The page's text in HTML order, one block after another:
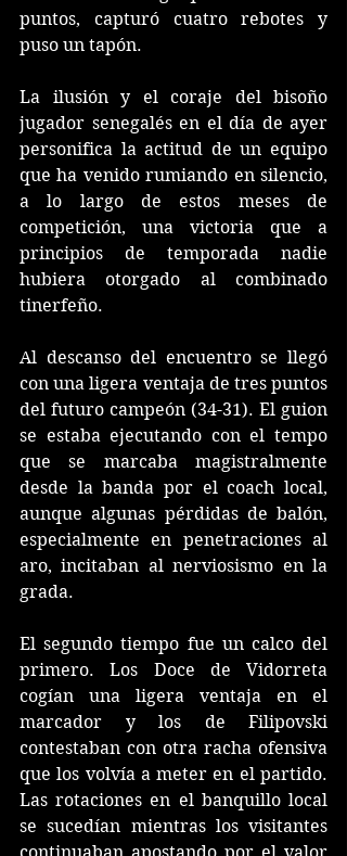
puntos, capturó cuatro rebotes y
puso un tapón.
La ilusión y el coraje del bisoño
jugador senegalés en el día de ayer
personifica la actitud de un equipo
que ha venido rumiando en silencio,
a lo largo de estos meses de
competición, una victoria que a
principios de temporada nadie
hubiera otorgado al combinado
tinerfeño.
Al descanso del encuentro se llegó
con una ligera ventaja de tres puntos
del futuro campeón (34-31). El guion
se estaba ejecutando con el tempo
que se marcaba magistralmente
desde la banda por el coach local,
aunque algunas pérdidas de balón,
especialmente en penetraciones al
aro, incitaban al nerviosismo en la
grada.
El segundo tiempo fue un calco del
primero. Los Doce de Vidorreta
cogían una ligera ventaja en el
marcador y los de Filipovski
contestaban con otra racha ofensiva
que los volvía a meter en el partido.
Las rotaciones en el banquillo local
se sucedían mientras los visitantes